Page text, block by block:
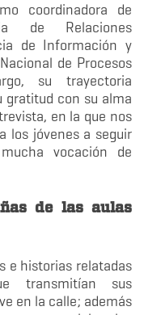
coordinadora de
de Relaciones
de Información y
de Procesos
su trayectoria
gratitud con su alma
en la que nos
los jóvenes a seguir
vocación de
de las aulas
e historias relatadas
transmitían sus
en la calle; además